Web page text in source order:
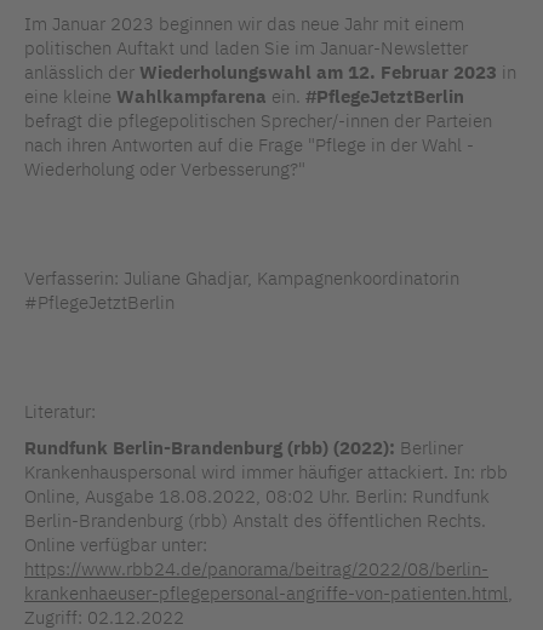
Im Januar 2023 beginnen wir das neue Jahr mit einem
politischen Auftakt und laden Sie im Januar-Newsletter
anlässlich der Wiederholungswahl am 12. Februar 2023 in
eine kleine Wahlkampfarena ein. #PflegeJetztBerlin
befragt die pflegepolitischen Sprecher/-innen der Parteien
nach ihren Antworten auf die Frage "Pflege in der Wahl -
Wiederholung oder Verbesserung?"
Verfasserin: Juliane Ghadjar, Kampagnenkoordinatorin
#PflegeJetztBerlin
Literatur:
Rundfunk Berlin-Brandenburg (rbb) (2022): Berliner
Krankenhauspersonal wird immer häufiger attackiert. In: rbb
Online, Ausgabe 18.08.2022, 08:02 Uhr. Berlin: Rundfunk
Berlin-Brandenburg (rbb) Anstalt des öffentlichen Rechts.
Online verfügbar unter:
https://www.rbb24.de/panorama/beitrag/2022/08/berlin-
krankenhaeuser-pflegepersonal-angriffe-von-patienten.html,
Zugriff: 02.12.2022